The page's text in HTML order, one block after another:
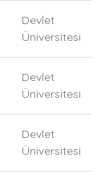
Devlet
Üniversitesi
Devlet
Üniversitesi
Devlet
Üniversitesi